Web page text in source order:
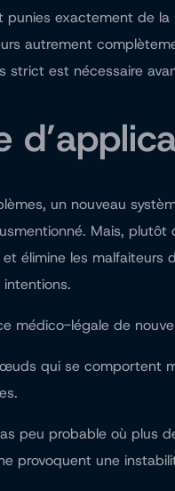
punies exactement de
autrement
strict est nécessaire
un nouveau
Mais,
élimine les malfaiteurs
médico-légale de
qui se comportent
peu probable où plus
ne provoquent une